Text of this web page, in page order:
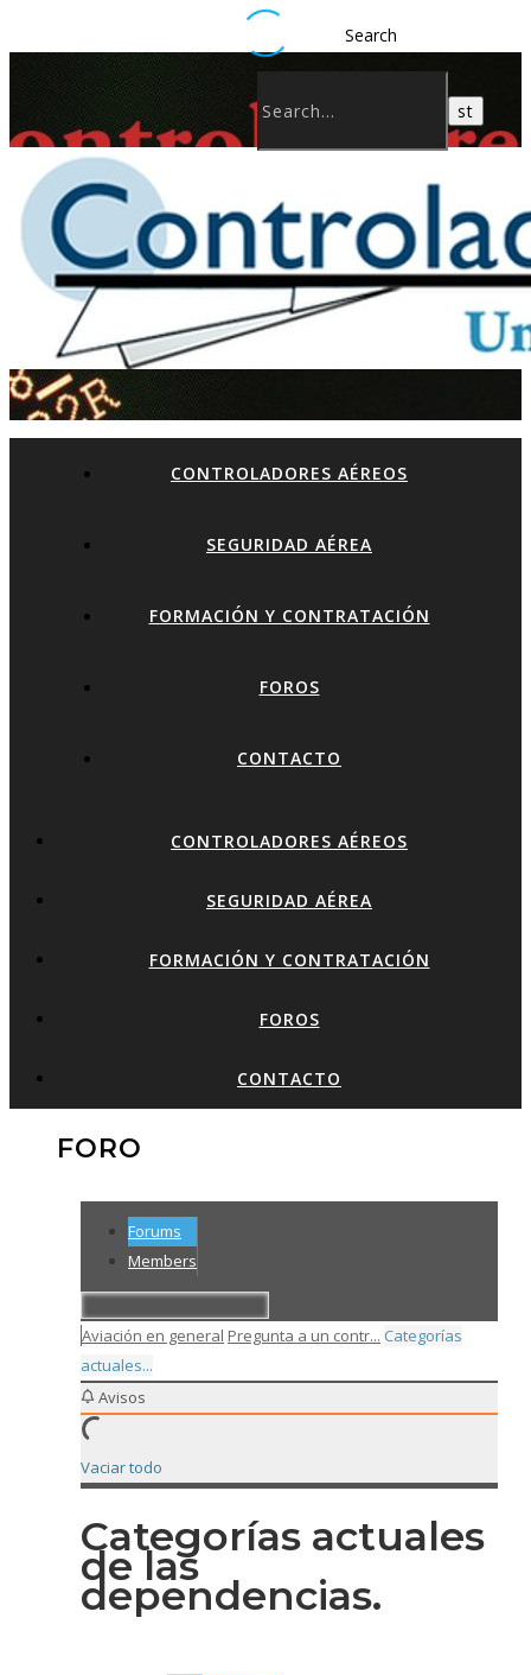
Search
CONTROLADORES AÉREOS
SEGURIDAD AÉREA
FORMACIÓN Y CONTRATACIÓN
FOROS
CONTACTO
CONTROLADORES AÉREOS
SEGURIDAD AÉREA
FORMACIÓN Y CONTRATACIÓN
FOROS
CONTACTO
FORO
Forums
Members
Aviación en general Pregunta a un contr... Categorías
actuales...
Avisos
Vaciar todo
Categorías actuales
de las
dependencias.